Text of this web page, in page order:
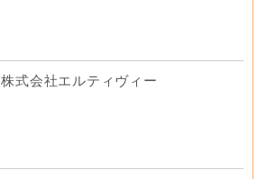
株式会社エルティヴィー